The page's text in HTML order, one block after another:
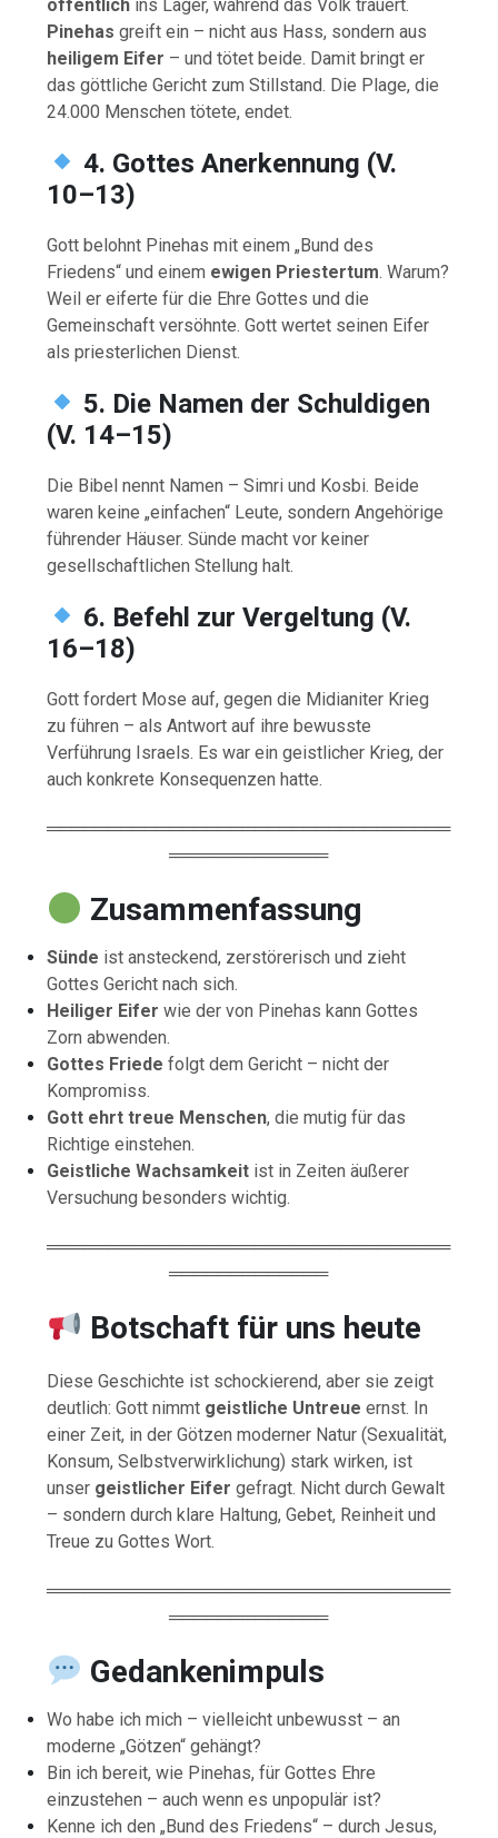
öffentlich ins Lager, während das Volk trauert.
Pinehas greift ein – nicht aus Hass, sondern aus
heiligem Eifer – und tötet beide. Damit bringt er
das göttliche Gericht zum Stillstand. Die Plage, die
24.000 Menschen tötete, endet.
4. Gottes Anerkennung (V.
10–13)
Gott belohnt Pinehas mit einem „Bund des
Friedens“ und einem ewigen Priestertum. Warum?
Weil er eiferte für die Ehre Gottes und die
Gemeinschaft versöhnte. Gott wertet seinen Eifer
als priesterlichen Dienst.
5. Die Namen der Schuldigen
(V. 14–15)
Die Bibel nennt Namen – Simri und Kosbi. Beide
waren keine „einfachen“ Leute, sondern Angehörige
führender Häuser. Sünde macht vor keiner
gesellschaftlichen Stellung halt.
6. Befehl zur Vergeltung (V.
16–18)
Gott fordert Mose auf, gegen die Midianiter Krieg
zu führen – als Antwort auf ihre bewusste
Verführung Israels. Es war ein geistlicher Krieg, der
auch konkrete Konsequenzen hatte.
═════════════════════════════════
═════════════
Zusammenfassung
Sünde ist ansteckend, zerstörerisch und zieht
Gottes Gericht nach sich.
Heiliger Eifer wie der von Pinehas kann Gottes
Zorn abwenden.
Gottes Friede folgt dem Gericht – nicht der
Kompromiss.
Gott ehrt treue Menschen, die mutig für das
Richtige einstehen.
Geistliche Wachsamkeit ist in Zeiten äußerer
Versuchung besonders wichtig.
═════════════════════════════════
═════════════
Botschaft für uns heute
Diese Geschichte ist schockierend, aber sie zeigt
deutlich: Gott nimmt geistliche Untreue ernst. In
einer Zeit, in der Götzen moderner Natur (Sexualität,
Konsum, Selbstverwirklichung) stark wirken, ist
unser geistlicher Eifer gefragt. Nicht durch Gewalt
– sondern durch klare Haltung, Gebet, Reinheit und
Treue zu Gottes Wort.
═════════════════════════════════
═════════════
Gedankenimpuls
Wo habe ich mich – vielleicht unbewusst – an
moderne „Götzen“ gehängt?
Bin ich bereit, wie Pinehas, für Gottes Ehre
einzustehen – auch wenn es unpopulär ist?
Kenne ich den „Bund des Friedens“ – durch Jesus,